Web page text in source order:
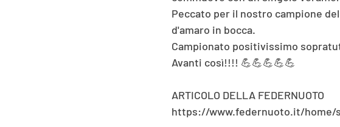
Peccato per il nostro campione
d'amaro in bocca.
Campionato positivissimo
Avanti così!!!! 💪💪💪💪💪
ARTICOLO DELLA FEDERNUOTO
https://www.federnuoto.it/home/